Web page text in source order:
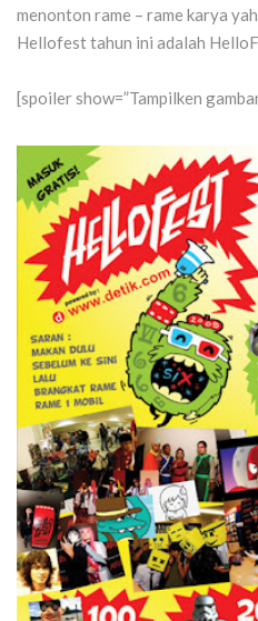
menonton rame – rame karya
Hellofest tahun ini adalah
[spoiler show=”Tampilken